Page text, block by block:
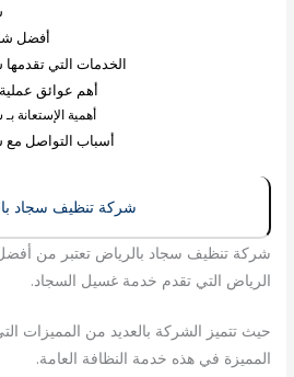
أفضل
الخدمات التي
أهم عوائق
أهمية الإستعانة
أسباب التواصل
شركة تنظيف سجاد
شركة تنظيف سجاد بالرياض تعتبر من
الرياض التي تقدم خدمة غسيل السجاد.
حيث تتميز الشركة بالعديد من المميزات
المميزة في هذه خدمة النظافة العامة.